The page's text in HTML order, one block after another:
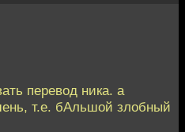
перевод ника. а
т.е. бАльшой злобный